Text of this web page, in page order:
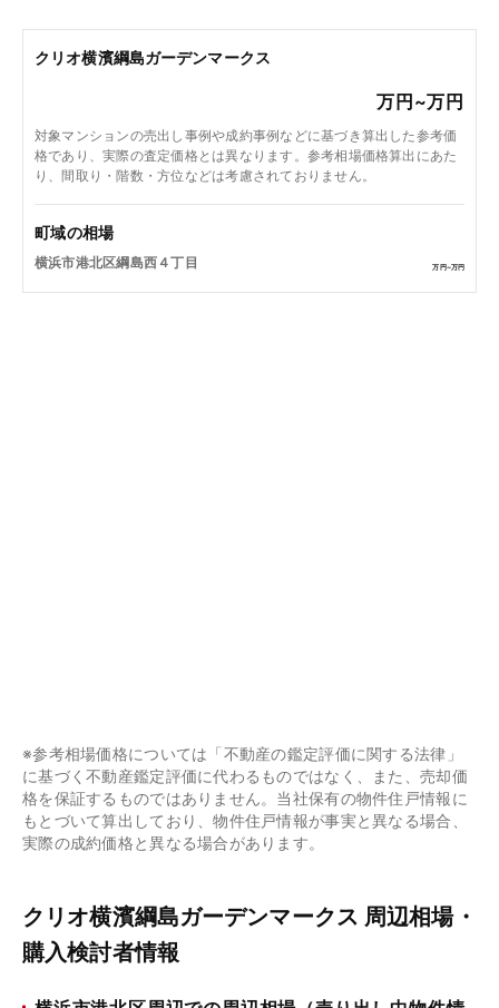
クリオ横濱綱島ガーデンマークス
万円~万円
対象マンションの売出し事例や成約事例などに基づき算出した参考価
格であり、実際の査定価格とは異なります。参考相場価格算出にあた
り、間取り・階数・方位などは考慮されておりません。
町域の相場
横浜市港北区綱島西４丁目 万円~万円
※参考相場価格については「不動産の鑑定評価に関する法律」
に基づく不動産鑑定評価に代わるものではなく、また、売却価
格を保証するものではありません。当社保有の物件住戸情報に
もとづいて算出しており、物件住戸情報が事実と異なる場合、
実際の成約価格と異なる場合があります。
クリオ横濱綱島ガーデンマークス 周辺相場・
購入検討者情報